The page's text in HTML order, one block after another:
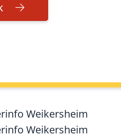
Weikersheim
Weikersheim